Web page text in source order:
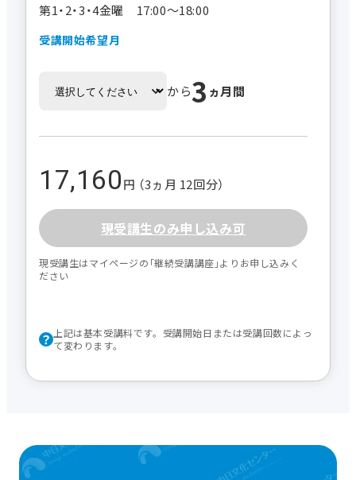
第1・2・3・4金曜 17:00～18:00
受講開始希望月
から3 ヵ月間
17,160円 （3ヵ月 12回分）
現受講生のみ申し込み可
現受講生はマイページの｢継続受講講座｣よりお申し込みく
ださい
上記は基本受講料です。受講開始日または受講回数によっ
て変わります。